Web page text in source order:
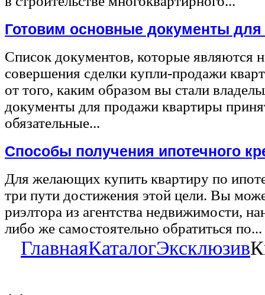
Готовим основные документы
Список документов, которые являются
совершения сделки купли-продажи
от того, каким образом вы стали
документы для продажи квартиры
обязательные...
Способы получения ипотечного
Для желающих купить квартиру по
три пути достижения этой цели. Вы
риэлтора из агентства недвижимости,
либо же самостоятельно обратиться по...
ГлавнаяКаталогЭксклюзив